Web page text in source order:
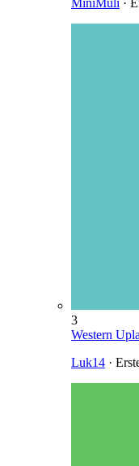
MiniMuli ·
3
Western
Luk14 ·